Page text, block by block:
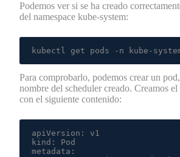
Podemos ver si se ha creado
del namespace kube-system:
kubectl get pods -n kube-
Para comprobarlo, podemos crear un
nombre del scheduler creado. Creamos
con el siguiente contenido:
apiVersion: v1
kind: Pod
metadata: